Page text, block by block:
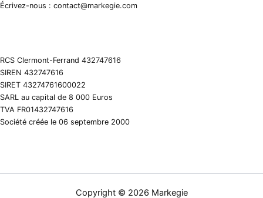
Écrivez-nous : contact@markegie.com
RCS Clermont-Ferrand 432747616
SIREN 432747616
SIRET 43274761600022
SARL au capital de 8 000 Euros
TVA FR01432747616
Société créée le 06 septembre 2000
Copyright © 2026 Markegie